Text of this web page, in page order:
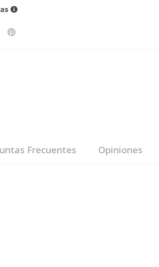
Frecuentes Opiniones